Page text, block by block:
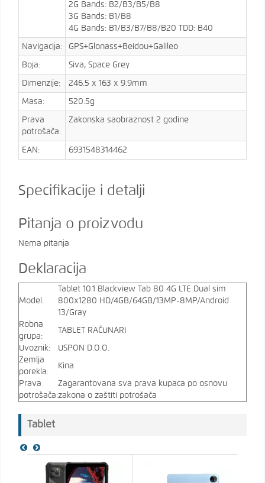
2G Bands: B2/B3/B5/B8
3G Bands: B1/B8
4G Bands: B1/B3/B7/B8/B20 TDD: B40
Navigacija: GPS+Glonass+Beidou+Galileo
Boja: Siva, Space Grey
Dimenzije: 246.5 x 163 x 9.9mm
Masa: 520.5g
Prava
potrošača:
Zakonska saobraznost 2 godine
EAN: 6931548314462
Specifikacije i detalji
Pitanja o proizvodu
Nema pitanja
Deklaracija
Model:
Tablet 10.1 Blackview Tab 80 4G LTE Dual sim
800x1280 HD/4GB/64GB/13MP-8MP/Android
13/Gray
Robna
grupa:
TABLET RAČUNARI
Uvoznik:
USPON D.O.O.
Zemlja
porekla:
Kina
Prava
potrošača:
Zagarantovana sva prava kupaca po osnovu
zakona o zaštiti potrošača
Tablet